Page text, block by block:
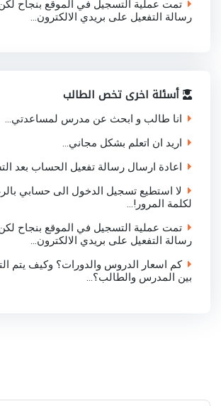
تمت عملية التسجيل في الموقع بنجاح
رسالة التفعيل على بريدي الالكترون...
أسئلة اخرى تخص الطالب
انا طالب و ابحث عن مدرس لمساعدتي...
اريد ان اتعلم بشكل مجاني...
اعادة ارسال رسالة تفعيل الحساب بعد
لا استطيع تسجيل الدخول الى حسابي
لكلمة المرور!...
تمت عملية التسجيل في الموقع بنجاح
رسالة التفعيل على بريدي الالكترون...
كم اسعار الدروس والدورات؟ وكيف يتم
بين المدرس والطالب؟...